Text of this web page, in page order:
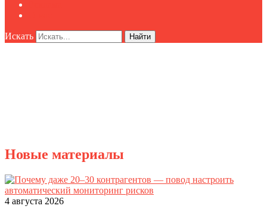
Искать Найти
Новые материалы
4 августа 2026